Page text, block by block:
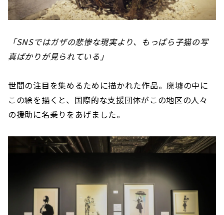
「SNSではガザの悲惨な現実より、もっぱら子猫の写
真ばかりが見られている」
世間の注目を集めるために描かれた作品。廃墟の中に
この絵を描くと、国際的な支援団体がこの地区の人々
の援助に名乗りをあげました。